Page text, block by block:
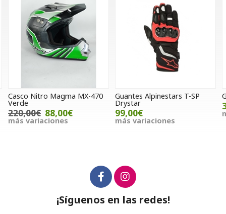
Casco Nitro Magma MX-470
Verde
220,00€ 88,00€
más variaciones
Guantes Alpinestars T-SP
Drystar
99,00€
más variaciones
¡Síguenos en las redes!